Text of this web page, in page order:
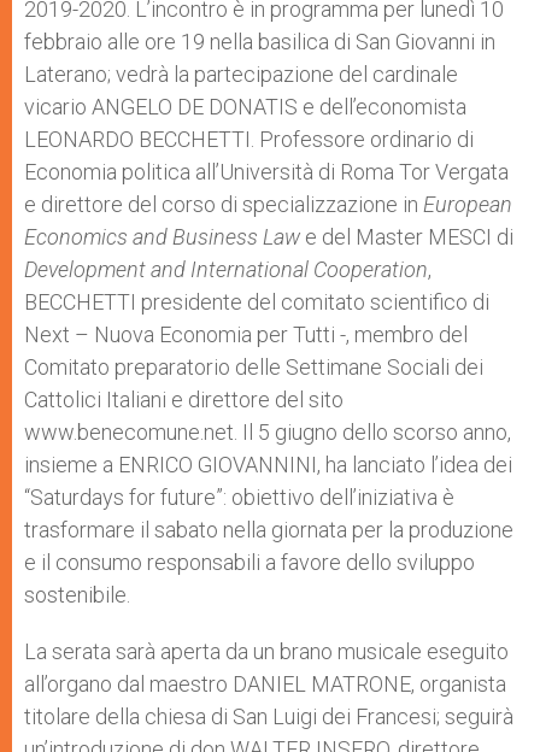
2019-2020. L’incontro è in programma per lunedì 10
febbraio alle ore 19 nella basilica di San Giovanni in
Laterano; vedrà la partecipazione del cardinale
vicario ANGELO DE DONATIS e dell’economista
LEONARDO BECCHETTI. Professore ordinario di
Economia politica all’Università di Roma Tor Vergata
e direttore del corso di specializzazione in European
Economics and Business Law e del Master MESCI di
Development and International Cooperation,
BECCHETTI presidente del comitato scientifico di
Next – Nuova Economia per Tutti -, membro del
Comitato preparatorio delle Settimane Sociali dei
Cattolici Italiani e direttore del sito
www.benecomune.net. Il 5 giugno dello scorso anno,
insieme a ENRICO GIOVANNINI, ha lanciato l’idea dei
“Saturdays for future”: obiettivo dell’iniziativa è
trasformare il sabato nella giornata per la produzione
e il consumo responsabili a favore dello sviluppo
sostenibile.
La serata sarà aperta da un brano musicale eseguito
all’organo dal maestro DANIEL MATRONE, organista
titolare della chiesa di San Luigi dei Francesi; seguirà